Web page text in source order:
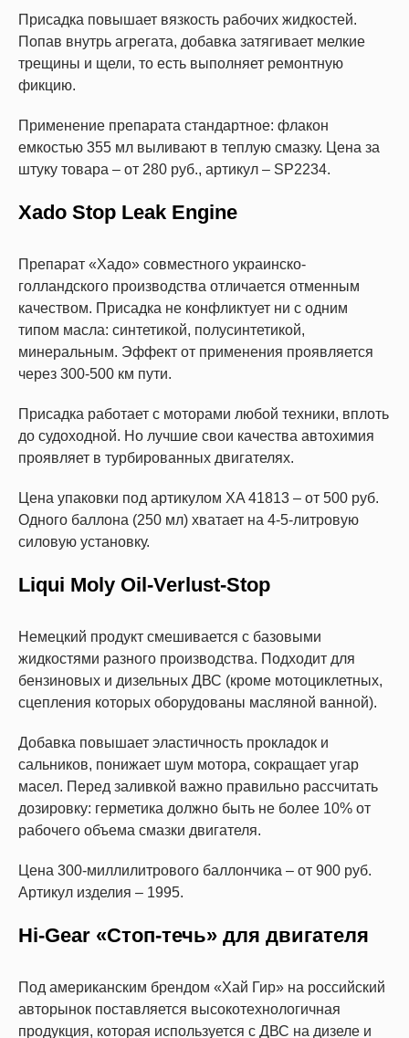
Присадка повышает вязкость рабочих жидкостей.
Попав внутрь агрегата, добавка затягивает мелкие
трещины и щели, то есть выполняет ремонтную
фикцию.
Применение препарата стандартное: флакон
емкостью 355 мл выливают в теплую смазку. Цена за
штуку товара – от 280 руб., артикул – SP2234.
Xado Stop Leak Engine
Препарат «Хадо» совместного украинско-
голландского производства отличается отменным
качеством. Присадка не конфликтует ни с одним
типом масла: синтетикой, полусинтетикой,
минеральным. Эффект от применения проявляется
через 300-500 км пути.
Присадка работает с моторами любой техники, вплоть
до судоходной. Но лучшие свои качества автохимия
проявляет в турбированных двигателях.
Цена упаковки под артикулом XA 41813 – от 500 руб.
Одного баллона (250 мл) хватает на 4-5-литровую
силовую установку.
Liqui Moly Oil-Verlust-Stop
Немецкий продукт смешивается с базовыми
жидкостями разного производства. Подходит для
бензиновых и дизельных ДВС (кроме мотоциклетных,
сцепления которых оборудованы масляной ванной).
Добавка повышает эластичность прокладок и
сальников, понижает шум мотора, сокращает угар
масел. Перед заливкой важно правильно рассчитать
дозировку: герметика должно быть не более 10% от
рабочего объема смазки двигателя.
Цена 300-миллилитрового баллончика – от 900 руб.
Артикул изделия – 1995.
Hi-Gear «Стоп-течь» для двигателя
Под американским брендом «Хай Гир» на российский
авторынок поставляется высокотехнологичная
продукция, которая используется с ДВС на дизеле и